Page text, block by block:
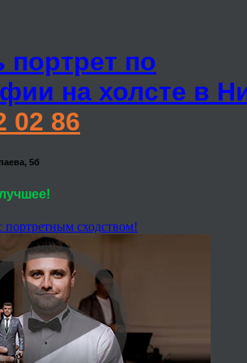
портрет по
на холсте в
02 86
5б
портретным сходством!